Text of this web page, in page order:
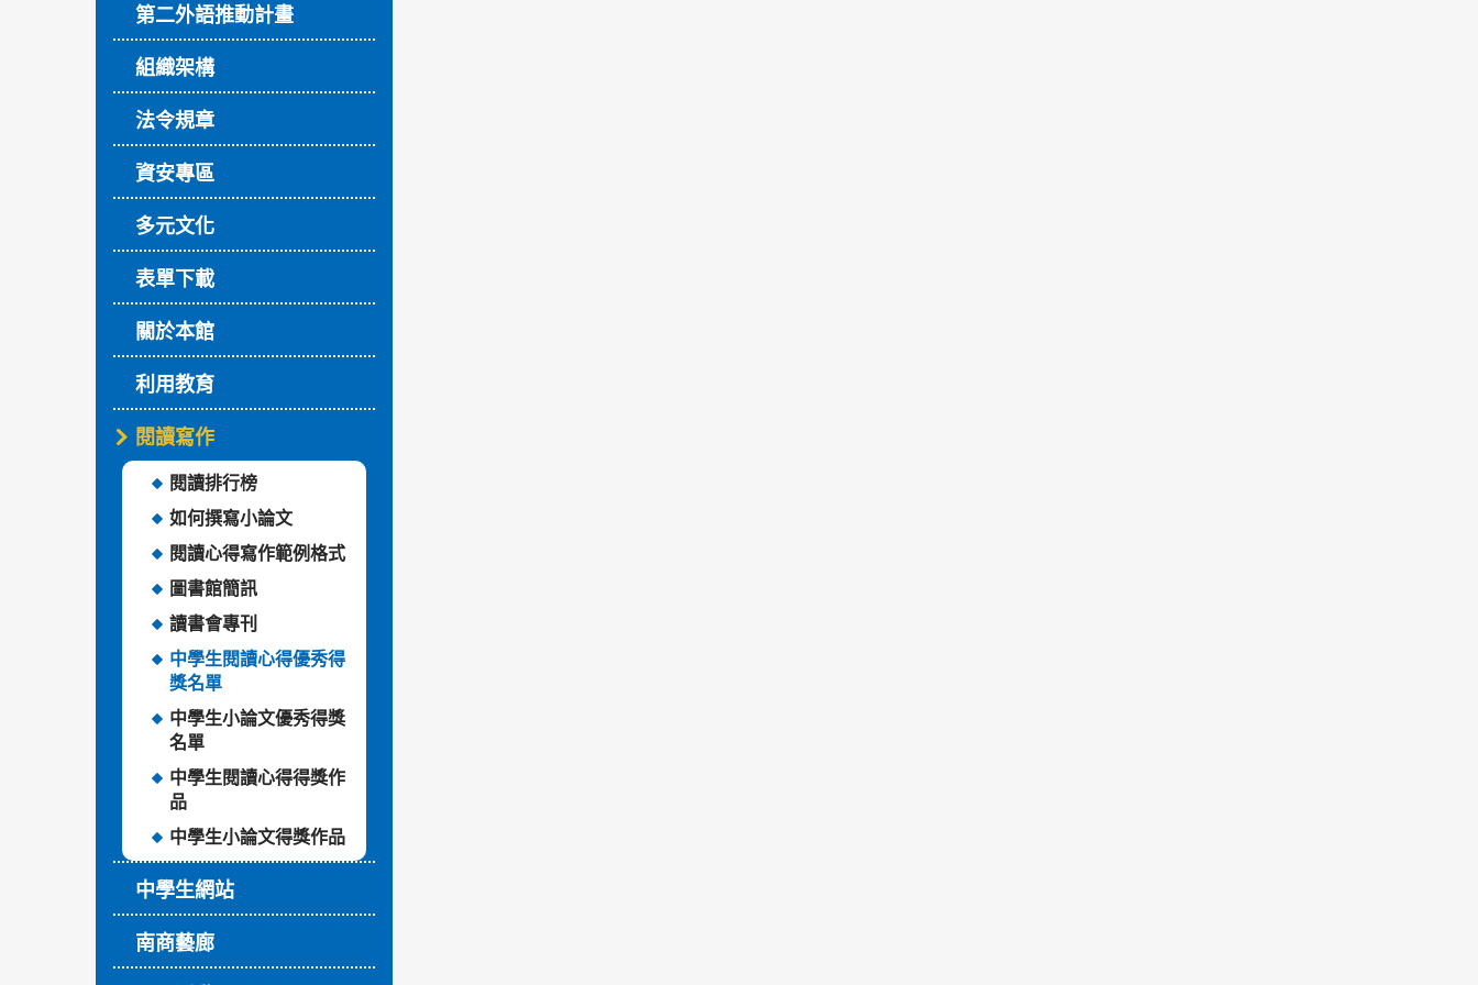
第二外語推動計畫
組織架構
法令規章
資安專區
多元文化
表單下載
關於本館
利用教育
閱讀寫作
閱讀排行榜
如何撰寫小論文
閱讀心得寫作範例格式
圖書館簡訊
讀書會專刊
中學生閱讀心得優秀得
獎名單
中學生小論文優秀得獎
名單
中學生閱讀心得得獎作
品
中學生小論文得獎作品
中學生網站
南商藝廊